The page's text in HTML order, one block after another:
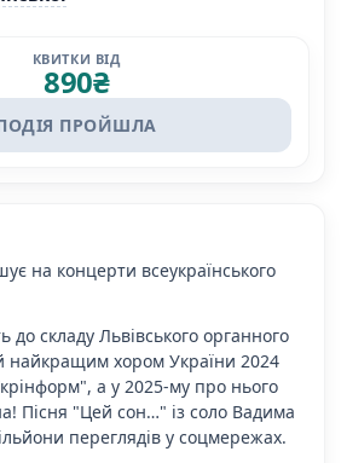
КВИТКИ ВІД
890₴
ПРОЙШЛА
на концерти всеукраїнського
до складу Львівського органного
найкращим хором України 2024
а у 2025-му про нього
Пісня "Цей сон…" із соло Вадима
переглядів у соцмережах.